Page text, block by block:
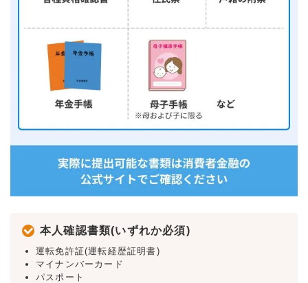
本人確認書類(いずれか必須)
運転免許証(運転経歴証明書)
マイナンバーカード
パスポート